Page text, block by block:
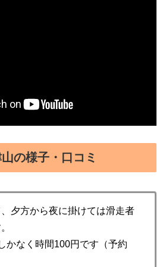
の様子・口コミ
夕方から夜に掛けては滑走者
かなく時間100円です（予約